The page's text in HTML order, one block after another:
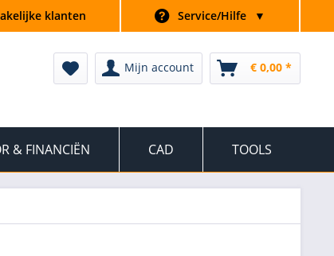
klanten Service/Hilfe ▼
Mijn account € 0,00 *
& FINANCIËN CAD TOOLS